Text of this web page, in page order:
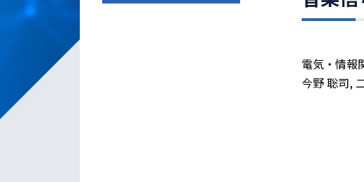
電気・情報
今野 聡司,